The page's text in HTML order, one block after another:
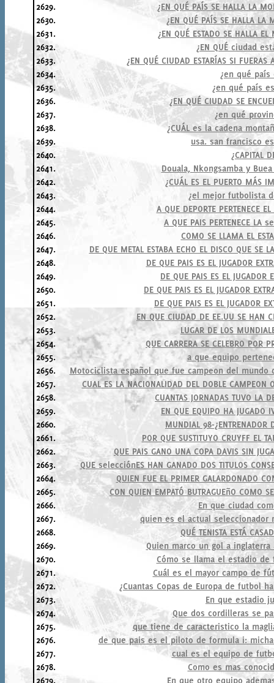
2629.
¿EN QUÉ PAÍS SE HALLA LA
2630.
¿EN QUÉ PAÍS SE HALLA LA
2631.
¿EN QUÉ ESTADO SE HALLA
2632.
¿EN QUÉ ciudad
2633.
¿EN QUÉ CIUDAD ESTARÍAS SI
2634.
¿en qué país
2635.
¿en qué país
2636.
¿EN QUÉ CIUDAD SE
2637.
¿en qué
2638.
¿CUÁL es la cadena
2639.
usa. san francisco
2640.
¿CAPITAL
2641.
Douala, Nkongsamba y
2642.
¿CUÁL ES EL PUERTO MÁS
2643.
¿el mejor futbolista
2644.
A QUE DEPORTE PERTENECE
2645.
A QUE PAIS PERTENECE LA
2646.
COMO SE LLAMA EL
2647.
DE QUE METAL ESTABA ECHO EL DISCO QUE SE
2648.
DE QUE PAIS ES EL JUGADOR
2649.
DE QUE PAIS ES EL JUGADOR
2650.
DE QUE PAIS ES EL JUGADOR
2651.
DE QUE PAIS ES EL JUGADOR
2652.
EN QUE CIUDAD DE EE.UU SE HAN
2653.
LUGAR DE LOS
2654.
QUE CARRERA SE CELEBRO POR
2655.
a que equipo
2656.
Motociclista español que fue campeon del mundo
2657.
CUAL ES LA NACIONALIDAD DEL DOBLE CAMPEON
2658.
CUANTAS JORNADAS TUVO LA
2659.
EN QUE EQUIPO HA JUGADO
2660.
MUNDIAL 98-
2661.
POR QUE SUSTITUYO CRUYFF EL
2662.
QUE PAIS GANO UNA COPA DAVIS SIN
2663.
QUE selecciónES HAN GANADO DOS TITULOS
2664.
QUIEN FUE EL PRIMER GALARDONADO
2665.
CON QUIEN EMPATÓ BUTRAGUEñO COMO
2666.
En que ciudad
2667.
quien es el actual seleccionador
2668.
QUÉ TENISTA ESTÁ
2669.
Quien marco un gol a
2670.
Cómo se llama el estadio
2671.
Cuál es el mayor campo de
2672.
¿Cuantas Copas de Europa de futbol
2673.
En que estadio
2674.
Que dos cordilleras se
2675.
que tiene de caracteristico la
2676.
de que pais es el piloto de formula i:
2677.
cual es el equipo de
2678.
Como es mas
2679.
En que otro equipo